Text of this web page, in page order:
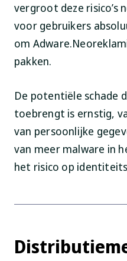
vergroot deze risico’s
voor gebruikers
om
pakken.
De potentiële schade
toebrengt is ernstig,
van persoonlijke
van meer malware in
het risico op